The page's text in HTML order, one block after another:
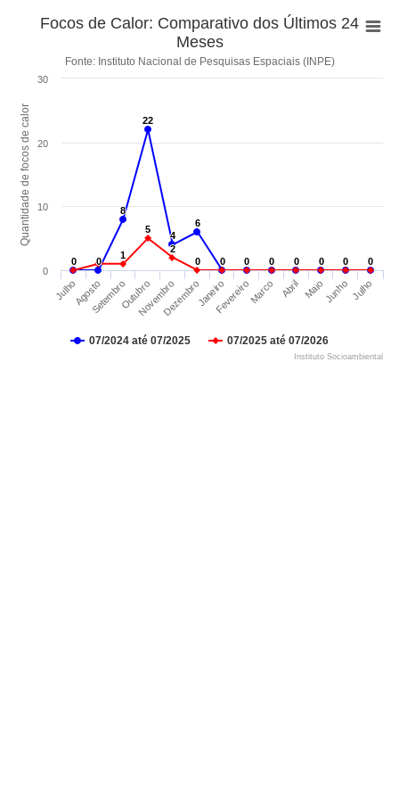
Quantidade de focos de calor
Focos de Calor: Comparativo dos Últimos 24
Meses
Fonte: Instituto Nacional de Pesquisas Espaciais (INPE)
0
0 0
0
8
8
22
22
4
4
6
6
0
0 0
0 0
0 0
0 0
0 0
0 0
0
1
1
5
5
2
2
0
0
07/2024 até 07/2025 07/2025 até 07/2026
JulhoAgostoSetembroOutubroNovembroDezembroJaneiroFevereiroMarco Abril MaioJunho Julho
0
10
20
30
Instituto Socioambiental